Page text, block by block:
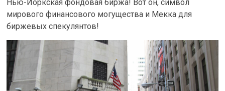
Нью-Йоркская фондовая биржа! Вот он, символ
мирового финансового могущества и Мекка для
биржевых спекулянтов!